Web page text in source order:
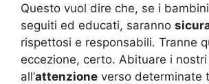
Questo vuol dire che, se i
seguiti ed educati, saranno
rispettosi e responsabili. Tranne
eccezione, certo. Abituare i
all’attenzione verso determinate